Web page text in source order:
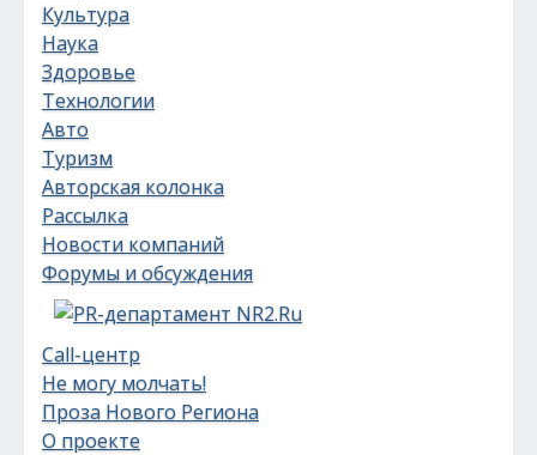
Культура
Наука
Здоровье
Технологии
Авто
Туризм
Авторская колонка
Рассылка
Новости компаний
Форумы и обсуждения
Call-центр
Не могу молчать!
Проза Нового Региона
О проекте